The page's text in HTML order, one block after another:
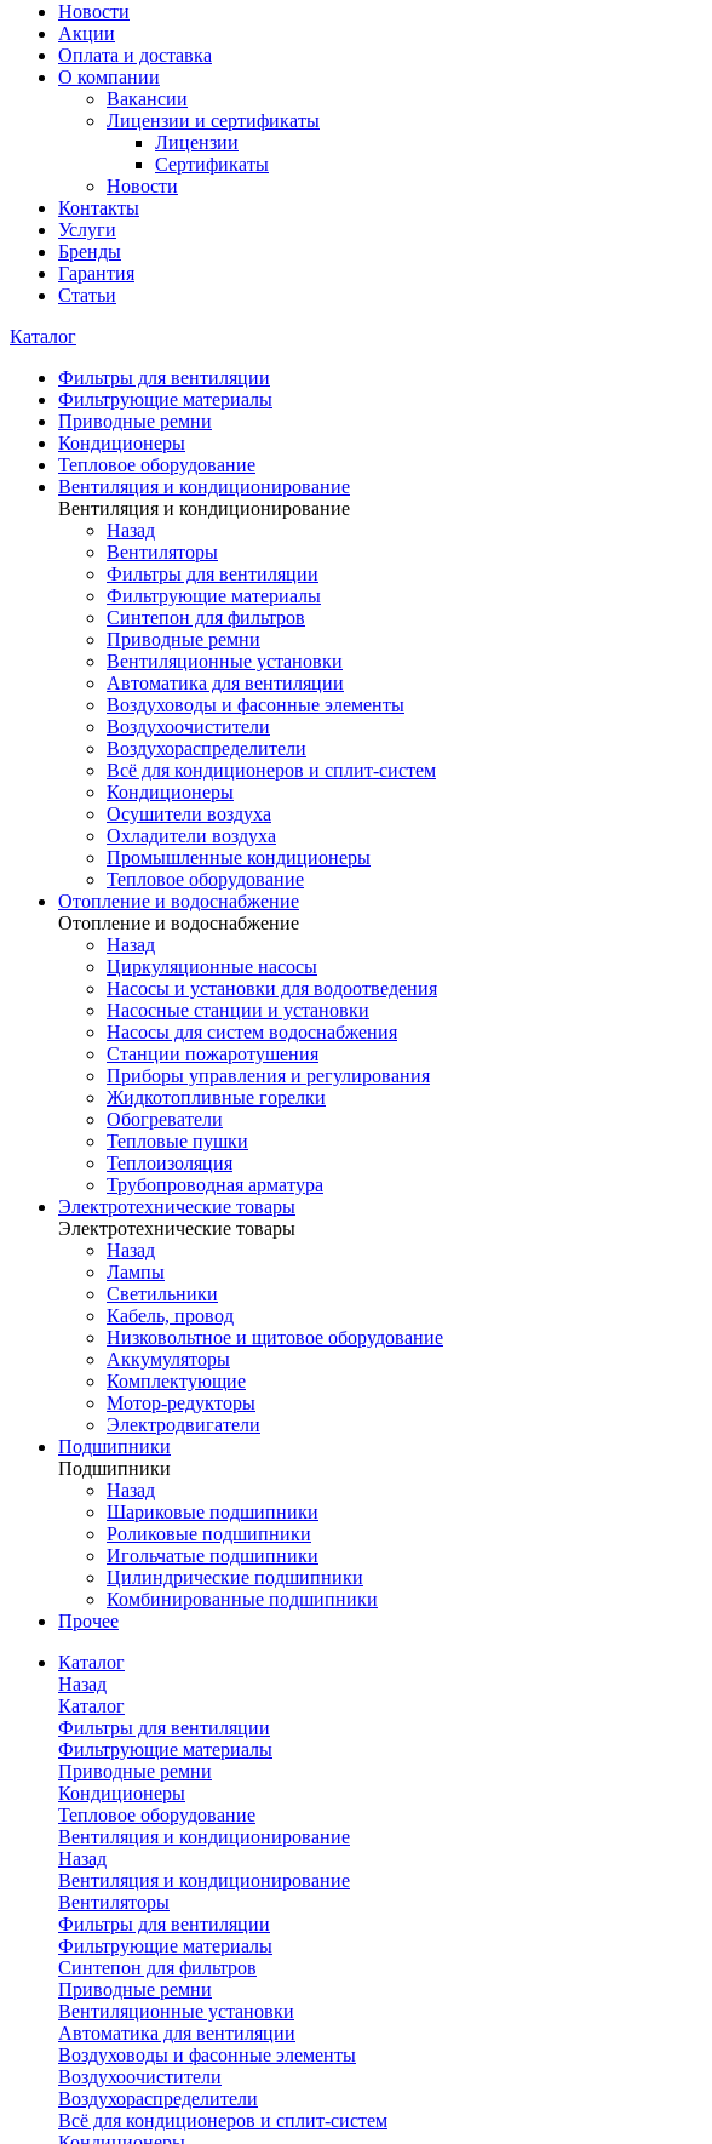
Новости
Акции
Оплата и доставка
О компании
Вакансии
Лицензии и сертификаты
Лицензии
Сертификаты
Новости
Контакты
Услуги
Бренды
Гарантия
Статьи
Каталог
Фильтры для вентиляции
Фильтрующие материалы
Приводные ремни
Кондиционеры
Тепловое оборудование
Вентиляция и кондиционирование
Вентиляция и кондиционирование
Назад
Вентиляторы
Фильтры для вентиляции
Фильтрующие материалы
Синтепон для фильтров
Приводные ремни
Вентиляционные установки
Автоматика для вентиляции
Воздуховоды и фасонные элементы
Воздухоочистители
Воздухораспределители
Всё для кондиционеров и сплит-систем
Кондиционеры
Осушители воздуха
Охладители воздуха
Промышленные кондиционеры
Тепловое оборудование
Отопление и водоснабжение
Отопление и водоснабжение
Назад
Циркуляционные насосы
Насосы и установки для водоотведения
Насосные станции и установки
Насосы для систем водоснабжения
Станции пожаротушения
Приборы управления и регулирования
Жидкотопливные горелки
Обогреватели
Тепловые пушки
Теплоизоляция
Трубопроводная арматура
Электротехнические товары
Электротехнические товары
Назад
Лампы
Светильники
Кабель, провод
Низковольтное и щитовое оборудование
Аккумуляторы
Комплектующие
Мотор-редукторы
Электродвигатели
Подшипники
Подшипники
Назад
Шариковые подшипники
Роликовые подшипники
Игольчатые подшипники
Цилиндрические подшипники
Комбинированные подшипники
Прочее
Каталог
Назад
Каталог
Фильтры для вентиляции
Фильтрующие материалы
Приводные ремни
Кондиционеры
Тепловое оборудование
Вентиляция и кондиционирование
Назад
Вентиляция и кондиционирование
Вентиляторы
Фильтры для вентиляции
Фильтрующие материалы
Синтепон для фильтров
Приводные ремни
Вентиляционные установки
Автоматика для вентиляции
Воздуховоды и фасонные элементы
Воздухоочистители
Воздухораспределители
Всё для кондиционеров и сплит-систем